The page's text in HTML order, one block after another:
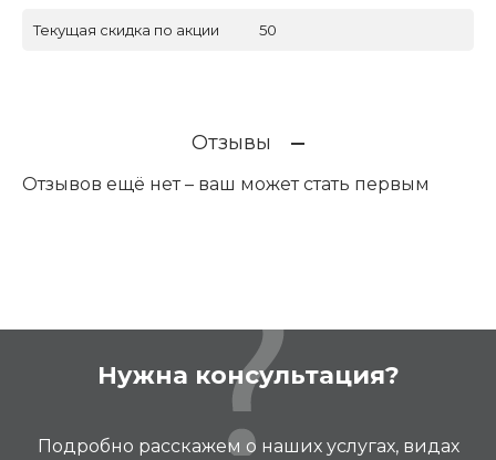
Текущая скидка по акции 50
Отзывы
Отзывов ещё нет – ваш может стать первым
Нужна консультация?
Подробно расскажем о наших услугах, видах